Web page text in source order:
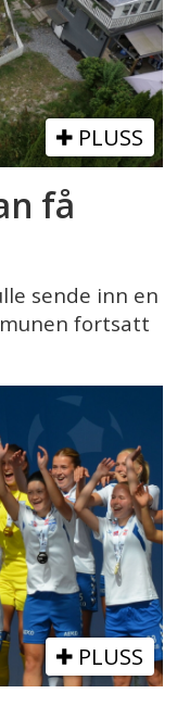
PLUSS
få
sende inn en
fortsatt
PLUSS